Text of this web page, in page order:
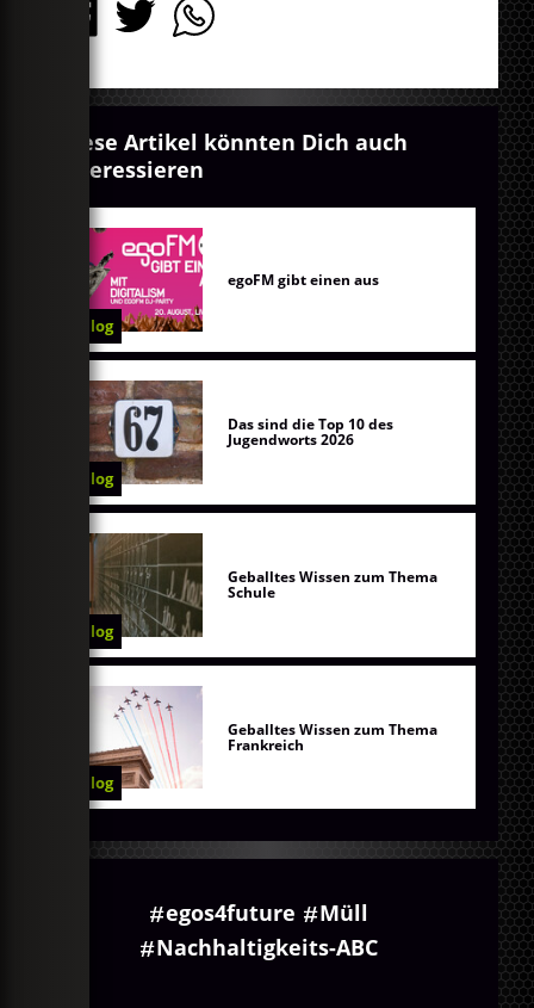
Diese Artikel könnten Dich auch
interessieren
Blog
egoFM gibt einen aus
Blog
Das sind die Top 10 des
Jugendworts 2026
Blog
Geballtes Wissen zum Thema
Schule
Blog
Geballtes Wissen zum Thema
Frankreich
egos4future
Müll
Nachhaltigkeits-ABC